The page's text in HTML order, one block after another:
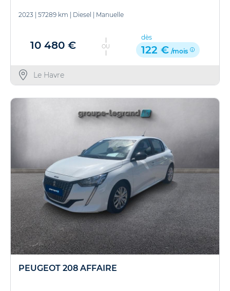
2023 57289 km Diesel Manuelle
10 480 € OU
dès
122 € /mois
Le Havre
PEUGEOT 208 AFFAIRE